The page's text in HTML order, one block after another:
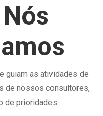
guiam as atividades de
de nossos consultores,
de prioridades: